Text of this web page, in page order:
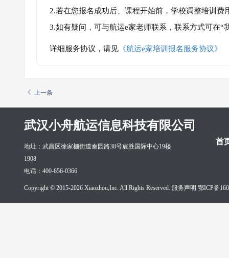
2.若在您报名成功后、课程开始前，学校调整培训
3.如有疑问，可与航运e家老师联系，联系方式可在
详细服务协议，请见 《航运e家培训报名服务协议》
上一条
武汉小舟航运信息科技有限公司
首
地址：武昌区徐家棚街道秦园路38号宸胜国际中心19楼
1908
电话：400-656-0366
Copyright © 2015-2026 Xiaozhou,Inc. All Rights Reserved. 服务声明 鄂ICP备